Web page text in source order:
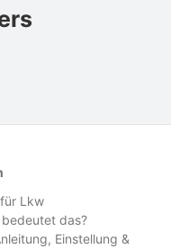
Lkw
das?
Einstellung &